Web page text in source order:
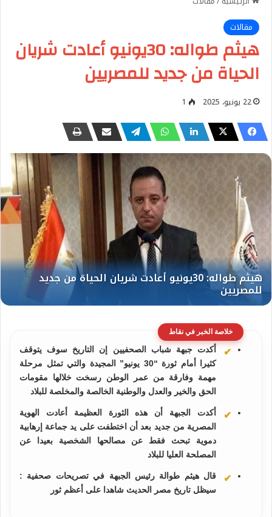
مقالات
هيثم طواله: 30يونيو أعادت شريان
الحياة من جديد للمصريين
22 يونيو، 2025 1
خلاصة الخبر في نقاط
أكدت جبهة شباب الصحفيين إن التاريخ سوف يتوقف
كثيرا أمام ثورة “30 يونيو” المجيدة والتي تمثل مرحلة
مهمة وفارقة من عمر الوطن رسخت خلالها مقومات
الحق والخير والعدل والوطنية الخالصة والمخلصة للبلاد
أكدت الجبهة أن هذه الثورة العظيمة أعادت الهوية
المصرية من جديد بعد أن اختطفت على يد جماعة إرهابية
دموية تبحث فقط عن مصالحها الشخصية بعيدا عن
المصلحة العليا للبلاد
قال هيثم طوالة رئيس الجبهة في تصريحات صحفية :
سيظل تاريخ مصر الحديث شاهدا على أعظم ثور